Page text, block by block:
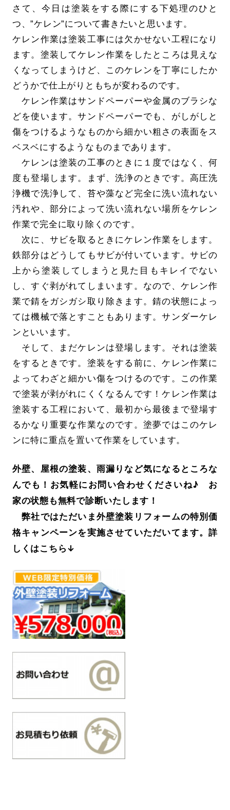
さて、今日は塗装をする際にする下処理のひと
つ、”ケレン”について書きたいと思います。
ケレン作業は塗装工事には欠かせない工程になり
ます。塗装してケレン作業をしたところは見えな
くなってしまうけど、このケレンを丁寧にしたか
どうかで仕上がりともちが変わるのです。
ケレン作業はサンドペーパーや金属のブラシな
どを使います。サンドペーパーでも、がしがしと
傷をつけるようなものから細かい粗さの表面をス
ベスベにするようなものまであります。
ケレンは塗装の工事のときに１度ではなく、何
度も登場します。まず、洗浄のときです。高圧洗
浄機で洗浄して、苔や藻など完全に洗い流れない
汚れや、部分によって洗い流れない場所をケレン
作業で完全に取り除くのです。
次に、サビを取るときにケレン作業をします。
鉄部分はどうしてもサビが付いています。サビの
上から塗装してしまうと見た目もキレイでない
し、すぐ剥がれてしまいます。なので、ケレン作
業で錆をガシガシ取り除きます。錆の状態によっ
ては機械で落とすこともあります。サンダーケレ
ンといいます。
そして、まだケレンは登場します。それは塗装
をするときです。塗装をする前に、ケレン作業に
よってわざと細かい傷をつけるのです。この作業
で塗装が剥がれにくくなるんです！ケレン作業は
塗装する工程において、最初から最後まで登場す
るかなり重要な作業なのです。塗夢ではこのケレ
ンに特に重点を置いて作業をしています。
外壁、屋根の塗装、雨漏りなど気になるところな
んでも！お気軽にお問い合わせくださいね♪ お
家の状態も無料で診断いたします！
弊社ではただいま外壁塗装リフォームの特別価
格キャンペーンを実施させていただいてます。詳
しくはこちら↓